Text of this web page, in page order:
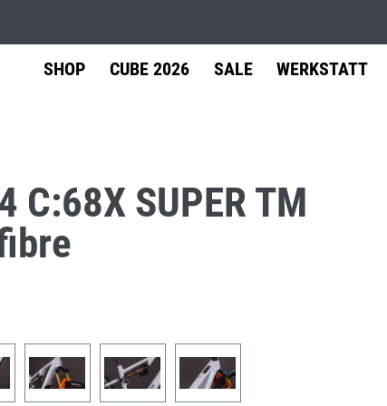
SHOP
& Cyclocross
Zubehör
Kinderanhänger
CUBE 2026 SALE WERKSTATT
Werkstatt-Termin
Shimano
Service
Versand Leasing
C:68X SUPER TM